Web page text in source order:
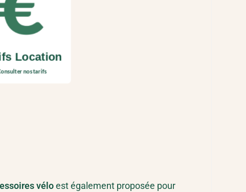
Location
nos tarifs
véloest également proposée pour